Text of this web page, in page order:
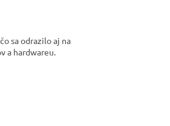
sa odrazilo aj na
a hardwareu.